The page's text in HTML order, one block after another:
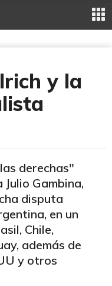
y la
derechas"
Gambina,
disputa
en un
Chile,
además de
y otros